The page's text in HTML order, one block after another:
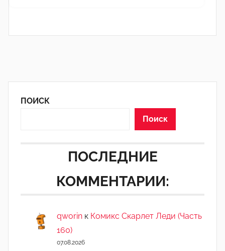
ПОИСК
Поиск
ПОСЛЕДНИЕ
КОММЕНТАРИИ:
qworin к Комикс Скарлет Леди (Часть
160)
07.08.2026